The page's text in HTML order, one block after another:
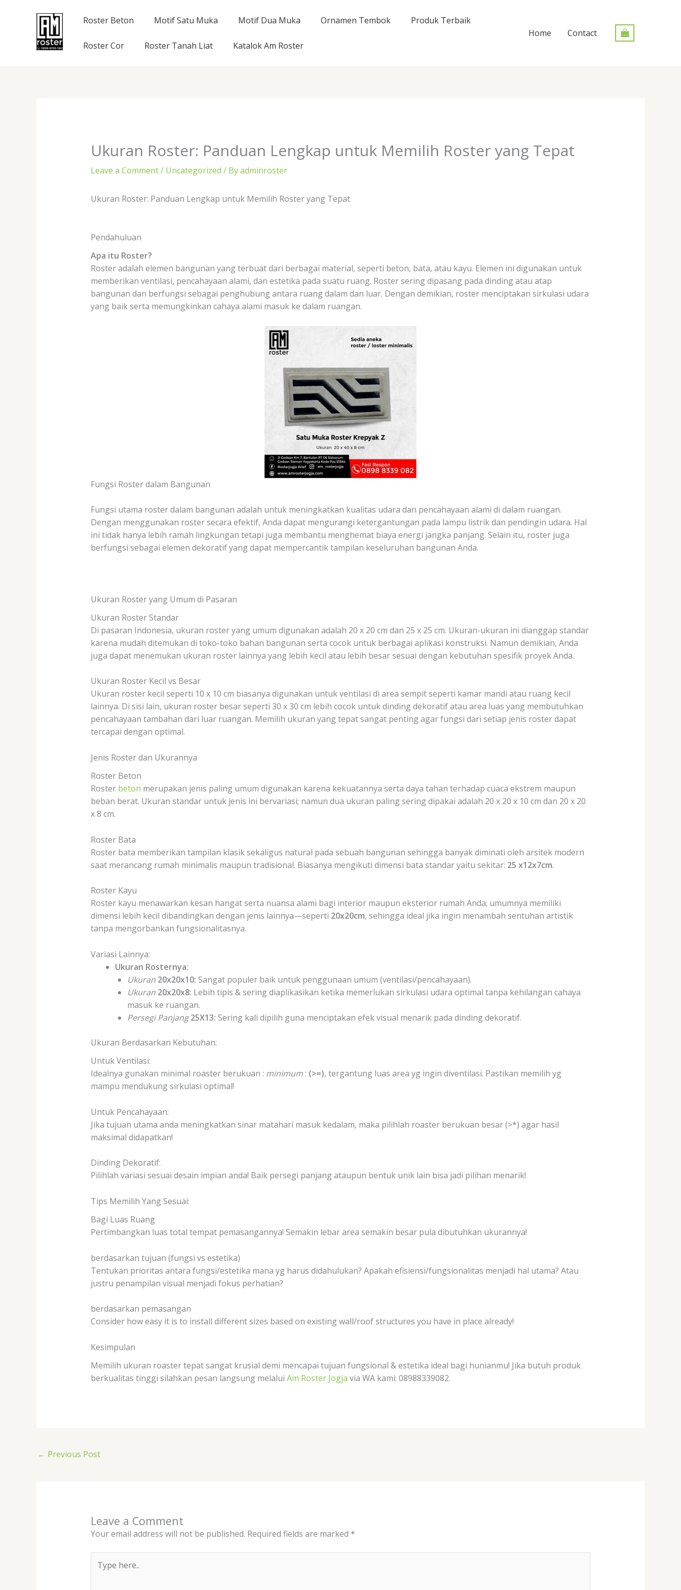
Roster Beton Motif Satu Muka Motif Dua Muka Ornamen Tembok Produk Terbaik
Roster Cor Roster Tanah Liat Katalok Am Roster
Home Contact
Ukuran Roster: Panduan Lengkap untuk Memilih Roster yang Tepat
Leave a Comment/ Uncategorized / Byadminroster
Ukuran Roster: Panduan Lengkap untuk Memilih Roster yang Tepat
Pendahuluan
Apa itu Roster?
Roster adalah elemen bangunan yang terbuat dari berbagai material, seperti beton, bata, atau kayu. Elemen ini digunakan untuk
memberikan ventilasi, pencahayaan alami, dan estetika pada suatu ruang. Roster sering dipasang pada dinding atau atap
bangunan dan berfungsi sebagai penghubung antara ruang dalam dan luar. Dengan demikian, roster menciptakan sirkulasi udara
yang baik serta memungkinkan cahaya alami masuk ke dalam ruangan.
Fungsi Roster dalam Bangunan
Fungsi utama roster dalam bangunan adalah untuk meningkatkan kualitas udara dan pencahayaan alami di dalam ruangan.
Dengan menggunakan roster secara efektif, Anda dapat mengurangi ketergantungan pada lampu listrik dan pendingin udara. Hal
ini tidak hanya lebih ramah lingkungan tetapi juga membantu menghemat biaya energi jangka panjang. Selain itu, roster juga
berfungsi sebagai elemen dekoratif yang dapat mempercantik tampilan keseluruhan bangunan Anda.
Ukuran Roster yang Umum di Pasaran
Ukuran Roster Standar
Di pasaran Indonesia, ukuran roster yang umum digunakan adalah 20 x 20 cm dan 25 x 25 cm. Ukuran-ukuran ini dianggap standar
karena mudah ditemukan di toko-toko bahan bangunan serta cocok untuk berbagai aplikasi konstruksi. Namun demikian, Anda
juga dapat menemukan ukuran roster lainnya yang lebih kecil atau lebih besar sesuai dengan kebutuhan spesifik proyek Anda.
Ukuran Roster Kecil vs Besar
Ukuran roster kecil seperti 10 x 10 cm biasanya digunakan untuk ventilasi di area sempit seperti kamar mandi atau ruang kecil
lainnya. Di sisi lain, ukuran roster besar seperti 30 x 30 cm lebih cocok untuk dinding dekoratif atau area luas yang membutuhkan
pencahayaan tambahan dari luar ruangan. Memilih ukuran yang tepat sangat penting agar fungsi dari setiap jenis roster dapat
tercapai dengan optimal.
Jenis Roster dan Ukurannya
Roster Beton
Roster beton merupakan jenis paling umum digunakan karena kekuatannya serta daya tahan terhadap cuaca ekstrem maupun
beban berat. Ukuran standar untuk jenis ini bervariasi; namun dua ukuran paling sering dipakai adalah 20 x 20 x 10 cm dan 20 x 20
x 8 cm.
Roster Bata
Roster bata memberikan tampilan klasik sekaligus natural pada sebuah bangunan sehingga banyak diminati oleh arsitek modern
saat merancang rumah minimalis maupun tradisional. Biasanya mengikuti dimensi bata standar yaitu sekitar: 25 x12x7cm.
Roster Kayu
Roster kayu menawarkan kesan hangat serta nuansa alami bagi interior maupun eksterior rumah Anda; umumnya memiliki
dimensi lebih kecil dibandingkan dengan jenis lainnya—seperti 20x20cm, sehingga ideal jika ingin menambah sentuhan artistik
tanpa mengorbankan fungsionalitasnya.
Variasi Lainnya:
Ukuran Rosternya:
Ukuran 20x20x10: Sangat populer baik untuk penggunaan umum (ventilasi/pencahayaan).
Ukuran 20x20x8: Lebih tipis & sering diaplikasikan ketika memerlukan sirkulasi udara optimal tanpa kehilangan cahaya
masuk ke ruangan.
Persegi Panjang 25X13: Sering kali dipilih guna menciptakan efek visual menarik pada dinding dekoratif.
Ukuran Berdasarkan Kebutuhan:
Untuk Ventilasi:
Idealnya gunakan minimal roaster berukuan : minimum: (>=), tergantung luas area yg ingin diventilasi. Pastikan memilih yg
mampu mendukung sirkulasi optimal!
Untuk Pencahayaan:
Jika tujuan utama anda meningkatkan sinar matahari masuk kedalam, maka pilihlah roaster berukuan besar (>*) agar hasil
maksimal didapatkan!
Dinding Dekoratif:
Pilihlah variasi sesuai desain impian anda! Baik persegi panjang ataupun bentuk unik lain bisa jadi pilihan menarik!
Tips Memilih Yang Sesuai:
Bagi Luas Ruang
Pertimbangkan luas total tempat pemasangannya! Semakin lebar area semakin besar pula dibutuhkan ukurannya!
berdasarkan tujuan (fungsi vs estetika)
Tentukan prioritas antara fungsi/estetika mana yg harus didahulukan? Apakah efisiensi/fungsionalitas menjadi hal utama? Atau
justru penampilan visual menjadi fokus perhatian?
berdasarkan pemasangan
Consider how easy it is to install different sizes based on existing wall/roof structures you have in place already!
Kesimpulan
Memilih ukuran roaster tepat sangat krusial demi mencapai tujuan fungsional & estetika ideal bagi hunianmu! Jika butuh produk
berkualitas tinggi silahkan pesan langsung melalui Am Roster Jogja via WA kami: 08988339082.
← Previous Post
Leave a Comment
Your email address will not be published. Required fields are marked *
here..